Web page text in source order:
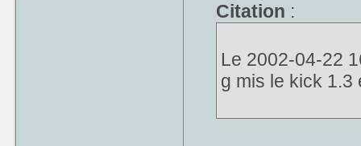
Citation :
Le 2002-04-22
g mis le kick 1.3